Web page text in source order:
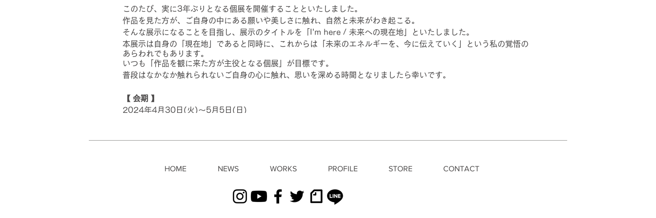
このたび、実に3年ぶりとなる個展を開催することといたしました。
作品を見た方が、ご自身の中にある願いや美しさに触れ、自然と未来がわき起こる。
そんな展示になることを目指し、展示のタイトルを「I'm here / 未来への現在地」といたしました。
本展示は自身の「現在地」であると同時に、これからは「未来のエネルギーを、今に伝えていく」という私の覚悟の
あらわれでもあります。
いつも「作品を観に来た方が主役となる個展」が目標です。
普段はなかなか触れられないご自身の心に触れ、思いを深める時間となりましたら幸いです。
【 会期 】
2024年4月30日(火)〜5月5日(日)
HOME NEWS WORKS PROFILE STORE CONTACT